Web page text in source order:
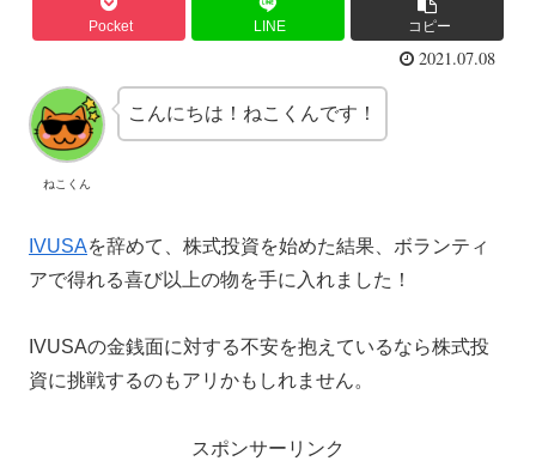
Pocket LINE コピー
2021.07.08
ねこくん
こんにちは！ねこくんです！
IVUSAを辞めて、株式投資を始めた結果、ボランティ
アで得れる喜び以上の物を手に入れました！
IVUSAの金銭面に対する不安を抱えているなら株式投
資に挑戦するのもアリかもしれません。
スポンサーリンク